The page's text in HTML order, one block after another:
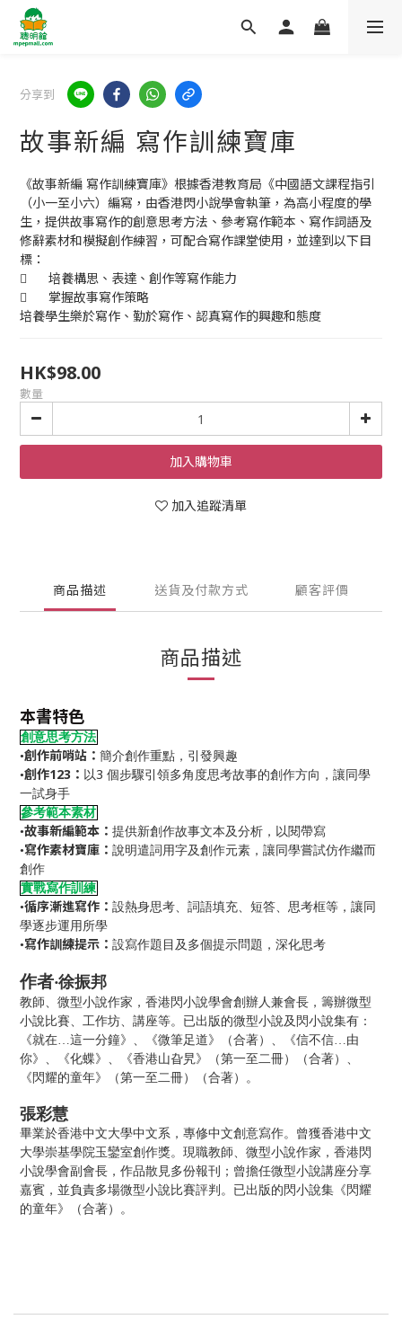
分享到
故事新編 寫作訓練寶庫
《故事新編 寫作訓練寶庫》根據香港教育局《中國語文課程指引
（小一至小六）編寫，由香港閃小說學會執筆，為高小程度的學
生，提供故事寫作的創意思考方法、參考寫作範本、寫作詞語及
修辭素材和模擬創作練習，可配合寫作課堂使用，並達到以下目
標：
	培養構思、表達、創作等寫作能力
	掌握故事寫作策略
培養學生樂於寫作、勤於寫作、認真寫作的興趣和態度
HK$98.00
數量
加入購物車
加入追蹤清單
商品描述 送貨及付款方式 顧客評價
商品描述
本書特色
創意思考方法
•創作前哨站： 簡介創作重點，引發興趣
•創作123 ： 以3 個步驟引領多角度思考故事的創作方向，讓同學
一試身手
參考範本素材
•故事新編範本： 提供新創作故事文本及分析，以閱帶寫
•寫作素材寶庫： 說明遣詞用字及創作元素，讓同學嘗試仿作繼而
創作
實戰寫作訓練
•循序漸進寫作： 設熱身思考、詞語填充、短答、思考框等，讓同
學逐步運用所學
•寫作訓練提示： 設寫作題目及多個提示問題，深化思考
作者‧徐振邦
教師、微型小說作家，香港閃小說學會創辦人兼會長，籌辦微型
小說比賽、工作坊、講座等。已出版的微型小說及閃小說集有：
《就在…這一分鐘》、《微筆足道》（合著）、《信不信…由
你》、《化蝶》、《香港山旮旯》（第一至二冊）（合著）、
《閃耀的童年》（第一至二冊）（合著）。
張彩慧
畢業於香港中文大學中文系，專修中文創意寫作。曾獲香港中文
大學崇基學院玉鑾室創作獎。現職教師、微型小說作家，香港閃
小說學會副會長，作品散見多份報刊；曾擔任微型小說講座分享
嘉賓，並負責多場微型小說比賽評判。已出版的閃小說集《閃耀
的童年》（合著）。